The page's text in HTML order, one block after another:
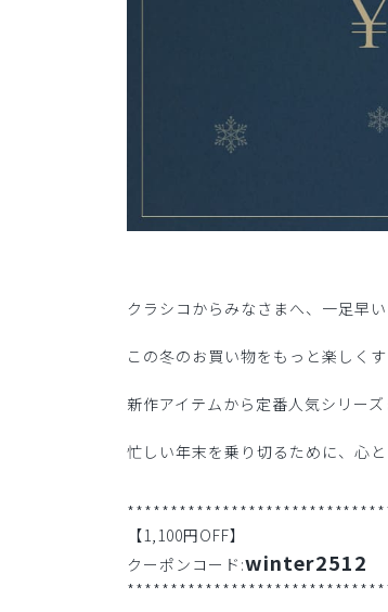
クラシコからみなさまへ、一足早
この冬のお買い物をもっと楽しくす
新作アイテムから定番人気シリーズ
忙しい年末を乗り切るために、心
【1,100円OFF】
クーポンコード:winter2512